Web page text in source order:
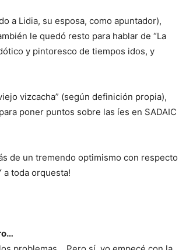
a Lidia, su esposa, como apuntador),
le quedó resto para hablar de “La
y pintoresco de tiempos idos, y
vizcacha” (según definición propia),
poner puntos sobre las íes en SADAIC
de un tremendo optimismo con respecto
a toda orquesta!